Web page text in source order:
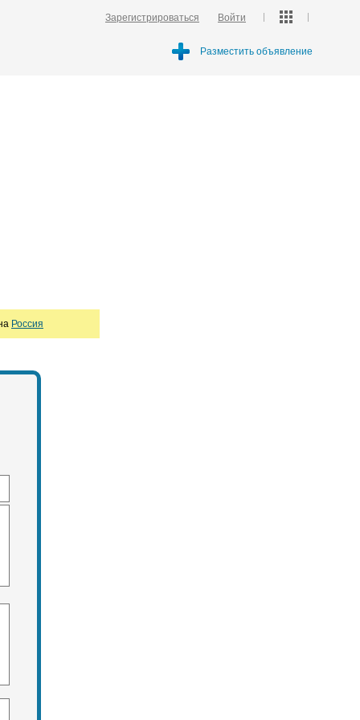
Зарегистрироваться Войти
Разместить объявление
Россия